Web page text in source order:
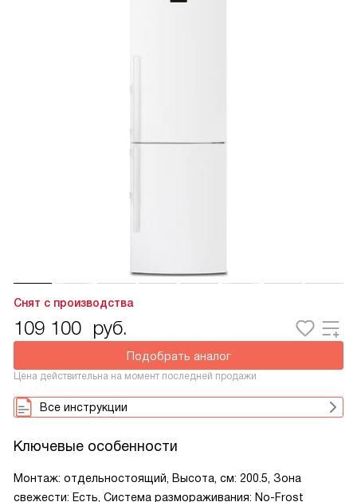
Снят с производства
109 100 руб.
Подобрать аналог
Цена действительна на момент последней продажи
Все инструкции
Ключевые особенности
Монтаж: отдельностоящий, Высота, см: 200.5, Зона
свежести: Есть, Система размораживания: No-Frost